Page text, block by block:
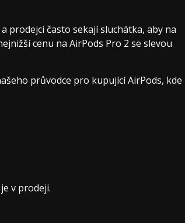
prodejci často sekají sluchátka, aby na
cenu na AirPods Pro 2 se slevou
průvodce pro kupující AirPods, kde
v prodeji.